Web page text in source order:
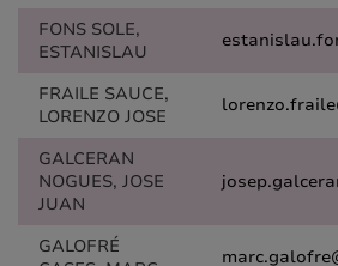
FONS SOLE,
ESTANISLAU
FRAILE SAUCE,
LORENZO JOSE
GALCERAN
NOGUES, JOSE
JUAN
GALOFRÉ